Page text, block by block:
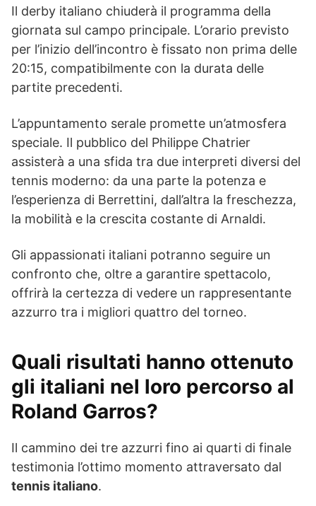
Il derby italiano chiuderà il programma della
giornata sul campo principale. L’orario previsto
per l’inizio dell’incontro è fissato non prima delle
20:15, compatibilmente con la durata delle
partite precedenti.
L’appuntamento serale promette un’atmosfera
speciale. Il pubblico del Philippe Chatrier
assisterà a una sfida tra due interpreti diversi del
tennis moderno: da una parte la potenza e
l’esperienza di Berrettini, dall’altra la freschezza,
la mobilità e la crescita costante di Arnaldi.
Gli appassionati italiani potranno seguire un
confronto che, oltre a garantire spettacolo,
offrirà la certezza di vedere un rappresentante
azzurro tra i migliori quattro del torneo.
Quali risultati hanno ottenuto
gli italiani nel loro percorso al
Roland Garros?
Il cammino dei tre azzurri fino ai quarti di finale
testimonia l’ottimo momento attraversato dal
tennis italiano.